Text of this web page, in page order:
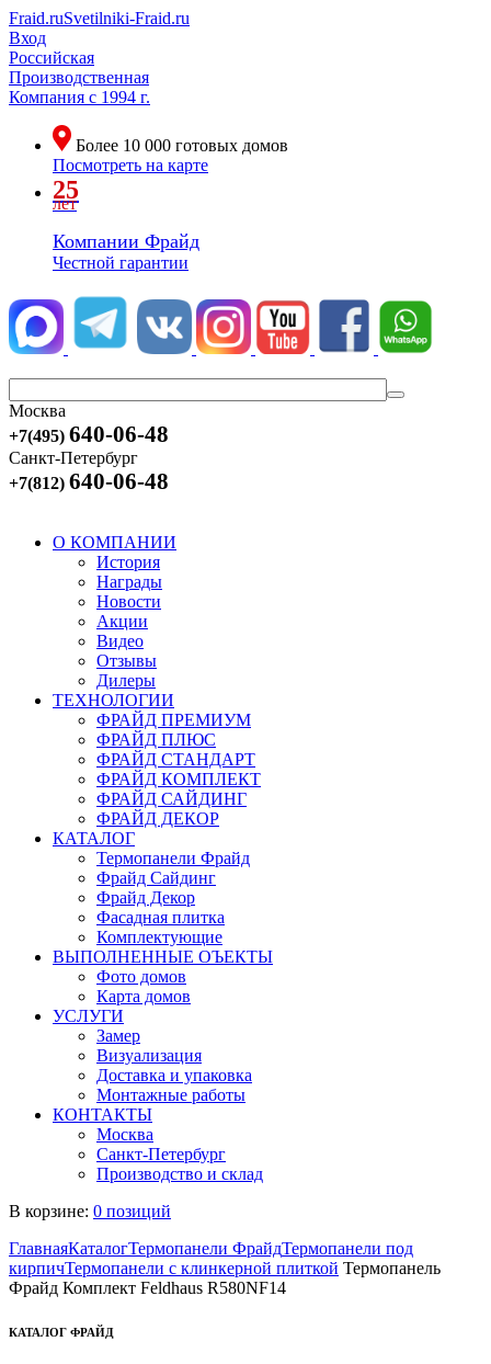
Fraid.ruSvetilniki-Fraid.ru
Вход
Российская
Производственная
Компания с 1994 г.
Более 10 000 готовых домов
Посмотреть на карте
25
лет
Компании Фрайд
Честной гарантии
Москва
+7(495) 640-06-48
Санкт-Петербург
+7(812) 640-06-48
О КОМПАНИИ
История
Награды
Новости
Акции
Видео
Отзывы
Дилеры
ТЕХНОЛОГИИ
ФРАЙД ПРЕМИУМ
ФРАЙД ПЛЮС
ФРАЙД СТАНДАРТ
ФРАЙД КОМПЛЕКТ
ФРАЙД САЙДИНГ
ФРАЙД ДЕКОР
КАТАЛОГ
Термопанели Фрайд
Фрайд Сайдинг
Фрайд Декор
Фасадная плитка
Комплектующие
ВЫПОЛНЕННЫЕ ОЪЕКТЫ
Фото домов
Карта домов
УСЛУГИ
Замер
Визуализация
Доставка и упаковка
Монтажные работы
КОНТАКТЫ
Москва
Санкт-Петербург
Производство и склад
В корзине: 0 позиций
ГлавнаяКаталогТермопанели ФрайдТермопанели под
кирпичТермопанели с клинкерной плиткой Термопанель
Фрайд Комплект Feldhaus R580NF14
КАТАЛОГ ФРАЙД